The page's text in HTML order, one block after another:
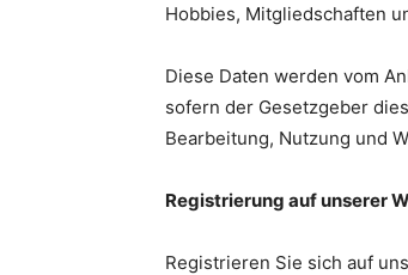
Hobbies, Mitgliedschaften
Diese Daten werden vom
sofern der Gesetzgeber
Bearbeitung, Nutzung und
Registrierung auf unserer
Registrieren Sie sich auf